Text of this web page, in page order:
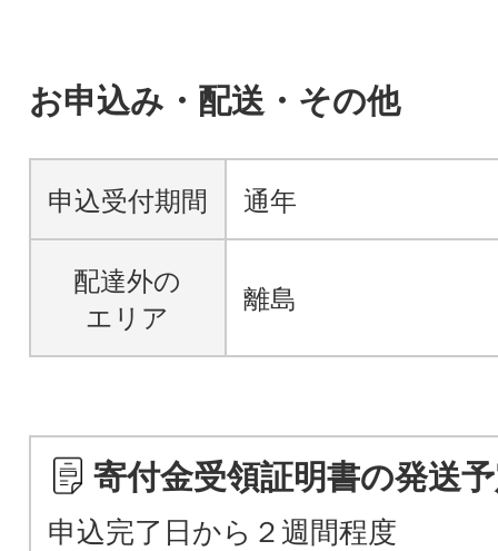
お申込み・配送・その他
申込受付期間 通年
配達外の
エリア
離島
寄付金受領証明書の発送
申込完了日から２週間程度